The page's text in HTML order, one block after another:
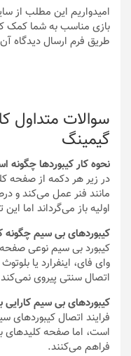
امیدواریم این مطلب از
بازی مناسب به شما کمک
طریق فرم ارسال دیدگاه آن
سوالات متداول
گیمینگ
نحوه کار کیبوردها چگونه
در زیر هر دکمه از صفحه
مانند فنر عمل می‌کند و
اولیه باز می‌گرداند اما
کیبوردهای بی سیم چگونه
کیبورد بی ‌سیم نوعی
وای فای، اینفرارد یا
اتصال سنتی پیروی
کیبوردهای بی سیم کارایی
فرایند اتصال کیبوردهای
است، اما صفحه کلیدهای
فراهم می‌کنند.